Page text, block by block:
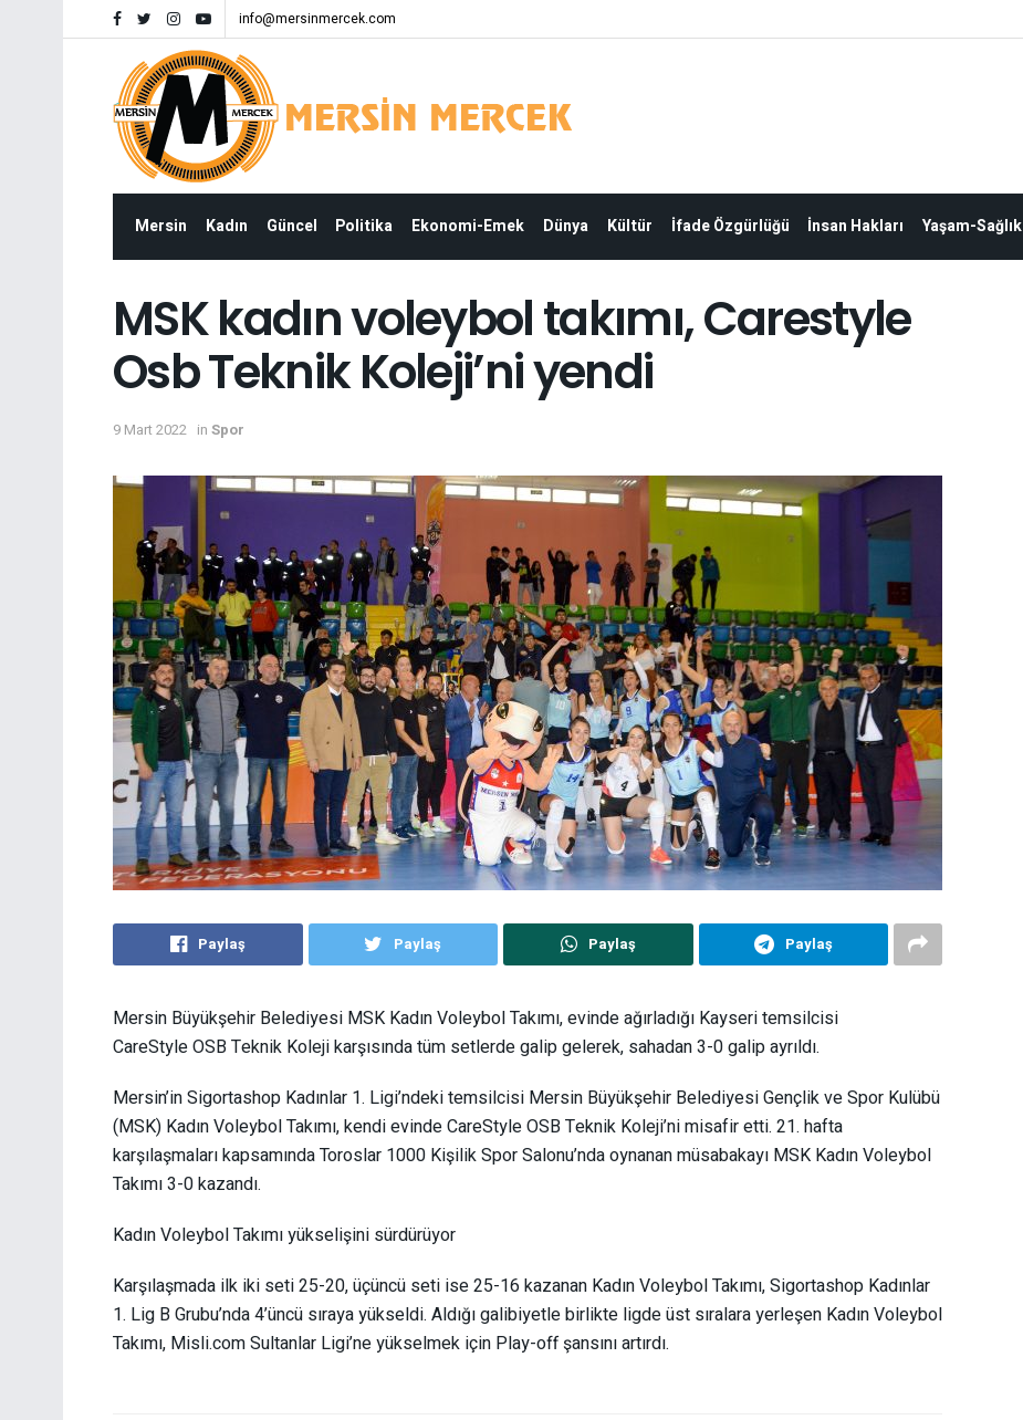
info@mersinmercek.com
Mersin Kadın Güncel Politika Ekonomi-Emek Dünya Kültür İfade Özgürlüğü İnsan Hakları Yaşam-Sağlık
MSK kadın voleybol takımı, Carestyle
Osb Teknik Koleji’ni yendi
9 Mart 2022 in Spor
Paylaş Paylaş Paylaş Paylaş
Mersin Büyükşehir Belediyesi MSK Kadın Voleybol Takımı, evinde ağırladığı Kayseri temsilcisi
CareStyle OSB Teknik Koleji karşısında tüm setlerde galip gelerek, sahadan 3-0 galip ayrıldı.
Mersin’in Sigortashop Kadınlar 1. Ligi’ndeki temsilcisi Mersin Büyükşehir Belediyesi Gençlik ve Spor Kulübü
(MSK) Kadın Voleybol Takımı, kendi evinde CareStyle OSB Teknik Koleji’ni misafir etti. 21. hafta
karşılaşmaları kapsamında Toroslar 1000 Kişilik Spor Salonu’nda oynanan müsabakayı MSK Kadın Voleybol
Takımı 3-0 kazandı.
Kadın Voleybol Takımı yükselişini sürdürüyor
Karşılaşmada ilk iki seti 25-20, üçüncü seti ise 25-16 kazanan Kadın Voleybol Takımı, Sigortashop Kadınlar
1. Lig B Grubu’nda 4’üncü sıraya yükseldi. Aldığı galibiyetle birlikte ligde üst sıralara yerleşen Kadın Voleybol
Takımı, Misli.com Sultanlar Ligi’ne yükselmek için Play-off şansını artırdı.